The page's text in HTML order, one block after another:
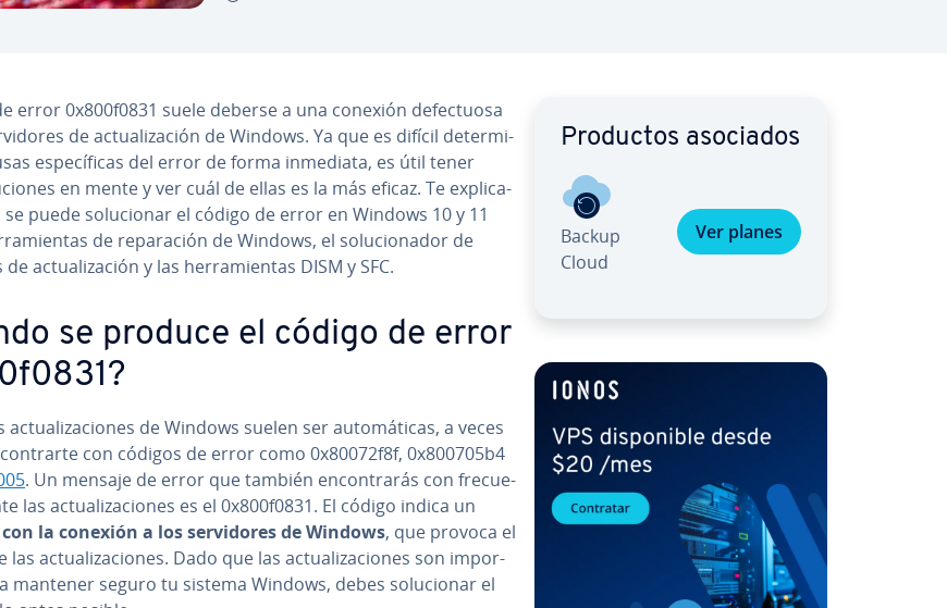
error 0x800f0831 suele deberse a una conexión de­fe­c­tuo­sa
de ac­tua­li­za­ción de Windows. Ya que es difícil de­te­r­mi­
es­pe­cí­fi­cas del error de forma inmediata, es útil tener
en mente y ver cuál de ellas es la más eficaz. Te ex­pli­ca­
puede so­lu­cio­nar el código de error en Windows 10 y 11
de re­pa­ra­ción de Windows, el so­lu­cio­na­dor de
ac­tua­li­za­ción y las he­rra­mie­n­tas DISM y SFC.
se produce el código de error
ac­tua­li­za­cio­nes de Windows suelen ser au­to­má­ti­cas, a veces
con códigos de error como 0x80072f8f, 0x800705b4
. Un mensaje de error que también en­co­n­tra­rás con fre­cue­
las ac­tua­li­za­cio­nes es el 0x800f0831. El código indica un
la conexión a los se­r­vi­do­res de Windows, que provoca el
las ac­tua­li­za­cio­nes. Dado que las ac­tua­li­za­cio­nes son im­po­r­
mantener seguro tu sistema Windows, debes so­lu­cio­nar el
Productos asociados
Backup
Cloud
Ver planes